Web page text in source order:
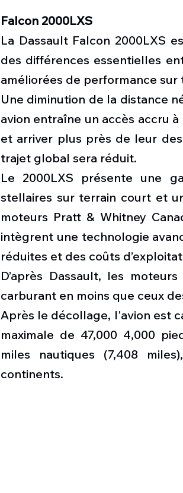
Falcon 2000LXS
La Dassault Falcon 2000LXS
des différences essentielles
améliorées de performance sur
Une diminution de la distance
avion entraîne un accès accru
et arriver plus près de leur
trajet global sera réduit.
Le 2000LXS présente une
stellaires sur terrain court et
moteurs Pratt & Whitney
intègrent une technologie
réduites et des coûts
D’après Dassault, les
carburant en moins que ceux
Après le décollage, l'avion est
maximale de 47,000 4,000
miles nautiques (7,408
continents.